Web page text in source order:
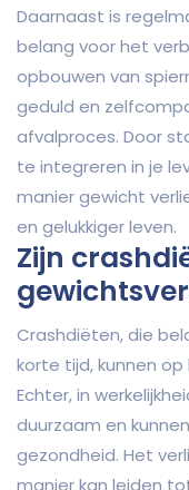
Daarnaast is
belang voor het
opbouwen van
geduld en
afvalproces. Door
te integreren in je
manier gewicht
en gelukkiger leven.
Zijn
Crashdiëten, die
korte tijd, kunnen
Echter, in
duurzaam en
gezondheid. Het